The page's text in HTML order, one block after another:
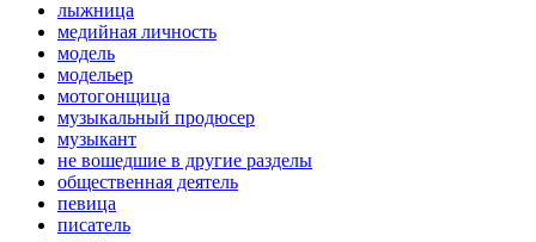
лыжница
медийная личность
модель
модельер
мотогонщица
музыкальный продюсер
музыкант
не вошедшие в другие разделы
общественная деятель
певица
писатель